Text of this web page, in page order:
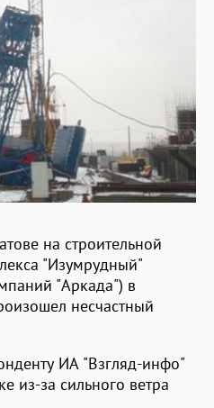
на строительной
"Изумрудный"
"Аркада") в
несчастный
ИА "Взгляд-инфо"
из-за сильного ветра